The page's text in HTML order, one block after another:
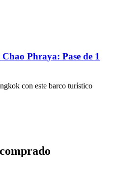
Phraya: Pase de 1
con este barco turístico